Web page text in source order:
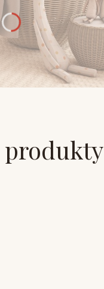
produkty